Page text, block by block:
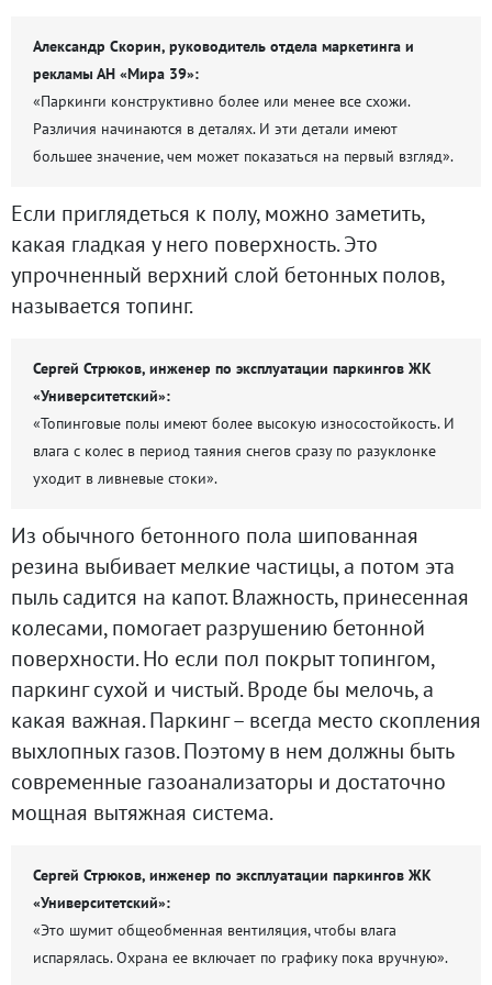
Александр Скорин, руководитель отдела маркетинга и
рекламы АН «Мира 39»:
«Паркинги конструктивно более или менее все схожи.
Различия начинаются в деталях. И эти детали имеют
большее значение, чем может показаться на первый взгляд».
Если приглядеться к полу, можно заметить,
какая гладкая у него поверхность. Это
упрочненный верхний слой бетонных полов,
называется топинг.
Сергей Стрюков, инженер по эксплуатации паркингов ЖК
«Университетский»:
«Топинговые полы имеют более высокую износостойкость. И
влага с колес в период таяния снегов сразу по разуклонке
уходит в ливневые стоки».
Из обычного бетонного пола шипованная
резина выбивает мелкие частицы, а потом эта
пыль садится на капот. Влажность, принесенная
колесами, помогает разрушению бетонной
поверхности. Но если пол покрыт топингом,
паркинг сухой и чистый. Вроде бы мелочь, а
какая важная. Паркинг – всегда место скопления
выхлопных газов. Поэтому в нем должны быть
современные газоанализаторы и достаточно
мощная вытяжная система.
Сергей Стрюков, инженер по эксплуатации паркингов ЖК
«Университетский»:
«Это шумит общеобменная вентиляция, чтобы влага
испарялась. Охрана ее включает по графику пока вручную».